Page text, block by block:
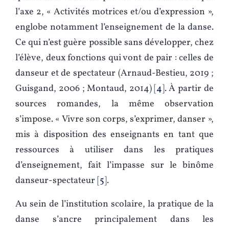
l’axe 2, « Activités motrices et/ou d’expression »,
englobe notamment l’enseignement de la danse.
Ce qui n’est guère possible sans développer, chez
l’élève, deux fonctions qui vont de pair : celles de
danseur et de spectateur (Arnaud-Bestieu, 2019 ;
Guisgand, 2006 ; Montaud, 2014) 4 . À partir de
sources romandes, la même observation
s’impose. « Vivre son corps, s’exprimer, danser »,
mis à disposition des enseignants en tant que
ressources à utiliser dans les pratiques
d’enseignement, fait l’impasse sur le binôme
danseur-spectateur 5 .
Au sein de l’institution scolaire, la pratique de la
danse s’ancre principalement dans les